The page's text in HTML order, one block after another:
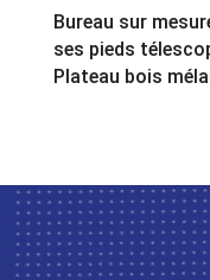
Bureau sur
ses pieds
Plateau bois